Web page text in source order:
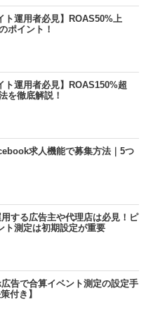
ト運用者必見】ROAS50%上
ポイント！
ト運用者必見】ROAS150%超
を徹底解説！
求人機能で募集方法｜5つ
する広告主や代理店は必見！ピ
ト測定は初期設定が重要
広告で合算イベント測定の設定手
付き】